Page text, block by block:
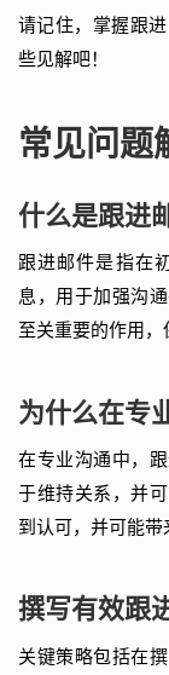
请记住，掌握跟
些见解吧！
常见问题
什么是跟进
跟进邮件是指在
息，用于加强沟
至关重要的作用，
为什么在专
在专业沟通中，
于维持关系，并
到认可，并可能带
撰写有效跟
关键策略包括在